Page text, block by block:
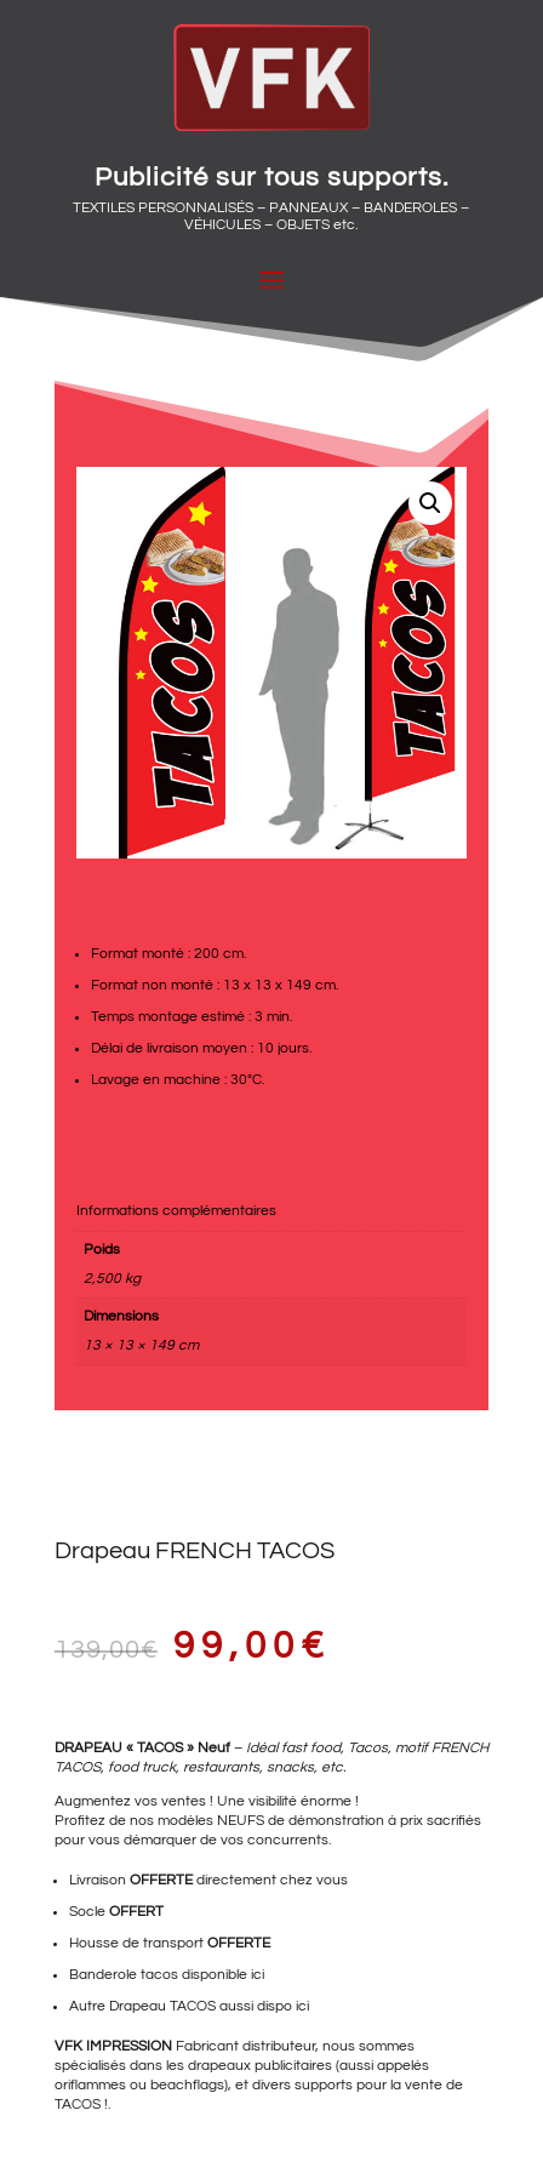
Publicité sur tous supports.
TEXTILES PERSONNALISÉS – PANNEAUX – BANDEROLES –
VÉHICULES – OBJETS etc.
Format monté : 200 cm.
Format non monté : 13 x 13 x 149 cm.
Temps montage estimé : 3 min.
Délai de livraison moyen : 10 jours.
Lavage en machine : 30°C.
Informations complémentaires
Poids
2,500 kg
Dimensions
13 × 13 × 149 cm
Drapeau FRENCH TACOS
139,00€ LE
PRIX
INITIAL
ÉTAIT :
139,00€.
99,00 €
PRIX
ACTUEL
99,00€.
DRAPEAU « TACOS » Neuf– Idéal fast food, Tacos, motif FRENCH
TACOS, food truck, restaurants, snacks, etc.
Augmentez vos ventes ! Une visibilité énorme !
Profitez de nos modèles NEUFS de démonstration à prix sacrifiés
pour vous démarquer de vos concurrents.
Livraison OFFERTEdirectement chez vous
Socle OFFERT
Housse de transport OFFERTE
Banderole tacosdisponible ici
Autre Drapeau TACOSaussi dispo ici
VFK IMPRESSION Fabricant distributeur, nous sommes
spécialisés dans les drapeaux publicitaires (aussi appelés
oriflammes ou beachflags), et divers supports pour la vente de
TACOS !.